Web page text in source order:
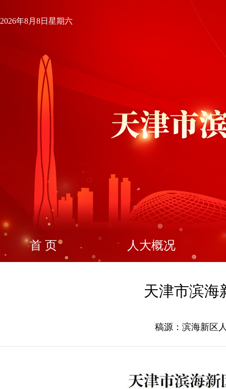
2026年8月8日星期六
首 页 人大概况
天津市滨海
稿源：滨海新